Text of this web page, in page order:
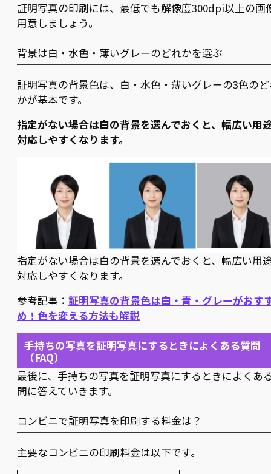
証明写真の印刷には、最低でも解像度300dpi以上の画
用意しましょう。
背景は白・水色・薄いグレーのどれかを選ぶ
証明写真の背景色は、白・水色・薄いグレーの3色の
かが基本です。
指定がない場合は白の背景を選んでおくと、幅広い用
対応しやすくなります。
指定がない場合は白の背景を選んでおくと、幅広い用
対応しやすくなります。
参考記事： 証明写真の背景色は白・青・グレーがおす
め！色を変える方法も解説
手持ちの写真を証明写真にするときによくある質問
（FAQ）
最後に、手持ちの写真を証明写真にするときによくあ
問に答えていきます。
コンビニで証明写真を印刷する料金は？
主要なコンビニの印刷料金は以下です。